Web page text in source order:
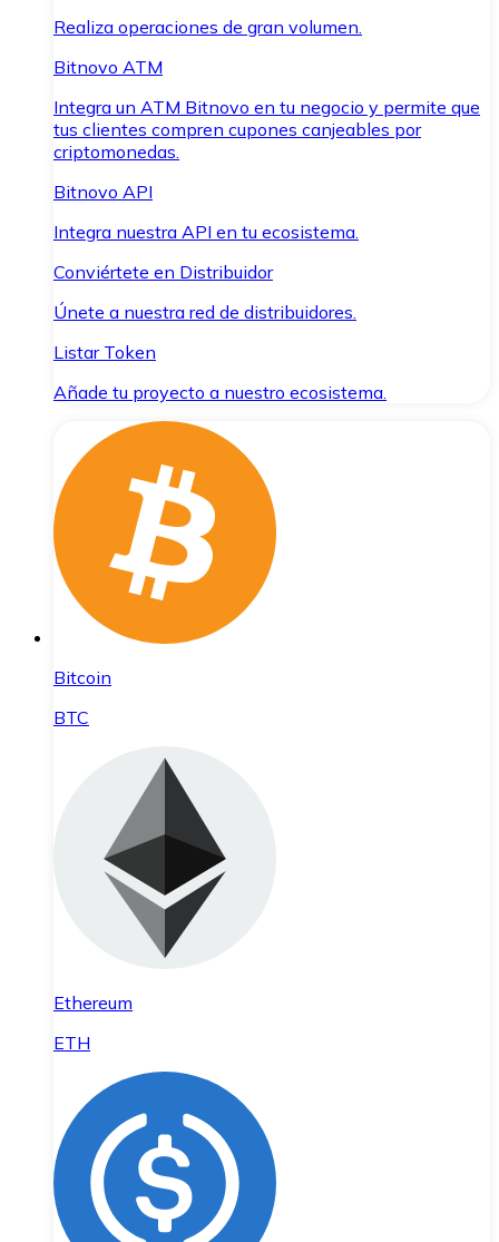
Realiza operaciones de gran volumen.
Bitnovo ATM
Integra un ATM Bitnovo en tu negocio y permite que
tus clientes compren cupones canjeables por
criptomonedas.
Bitnovo API
Integra nuestra API en tu ecosistema.
Conviértete en Distribuidor
Únete a nuestra red de distribuidores.
Listar Token
Añade tu proyecto a nuestro ecosistema.
Bitcoin
BTC
Ethereum
ETH